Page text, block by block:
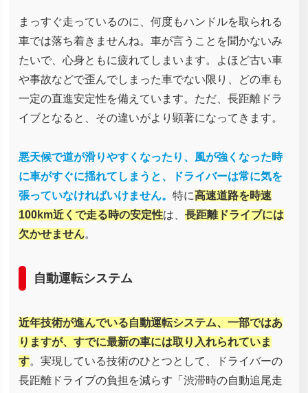
まっすぐ走っているのに、何度もハンドルを取られる
車では落ち着きませんね。車が言うことを聞かないみ
たいで、心身ともに疲れてしまいます。よほど古い車
や事故などで歪んでしまった車でない限り、どの車も
一定の直進安定性を備えています。ただ、長距離ドラ
イブとなると、その違いがより顕著になってきます。
悪天候で道が滑りやすくなったり、風が強くなった時
に車がすぐに揺れてしまうと、ドライバーは常に気を
張っていなければいけません。 特に高速道路を時速
100km近くで走る時の安定性は、 長距離ドライブには
欠かせません。
自動運転システム
近年技術が進んでいる自動運転システム、一部ではあ
りますが、すでに最新の車には取り入れられていま
す。実現している技術のひとつとして、ドライバーの
長距離ドライブの負担を減らす「渋滞時の自動追尾走